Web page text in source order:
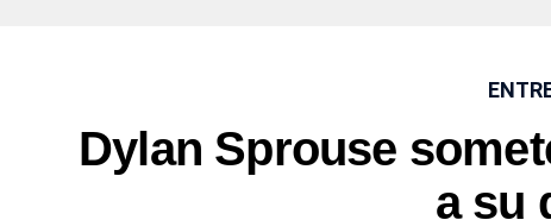
Dylan Sprouse
a su